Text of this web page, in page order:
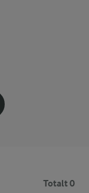
Totalt 0